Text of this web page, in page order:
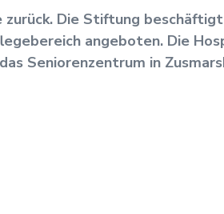
Die Stiftung
angeboten. Die
Seniorenzentrum in